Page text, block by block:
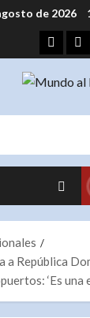
de 2026
a República
‘Es